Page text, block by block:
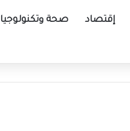
إقتصاد صحة وتكنولوجيا
و”حميدتي” بشأن الأبيض